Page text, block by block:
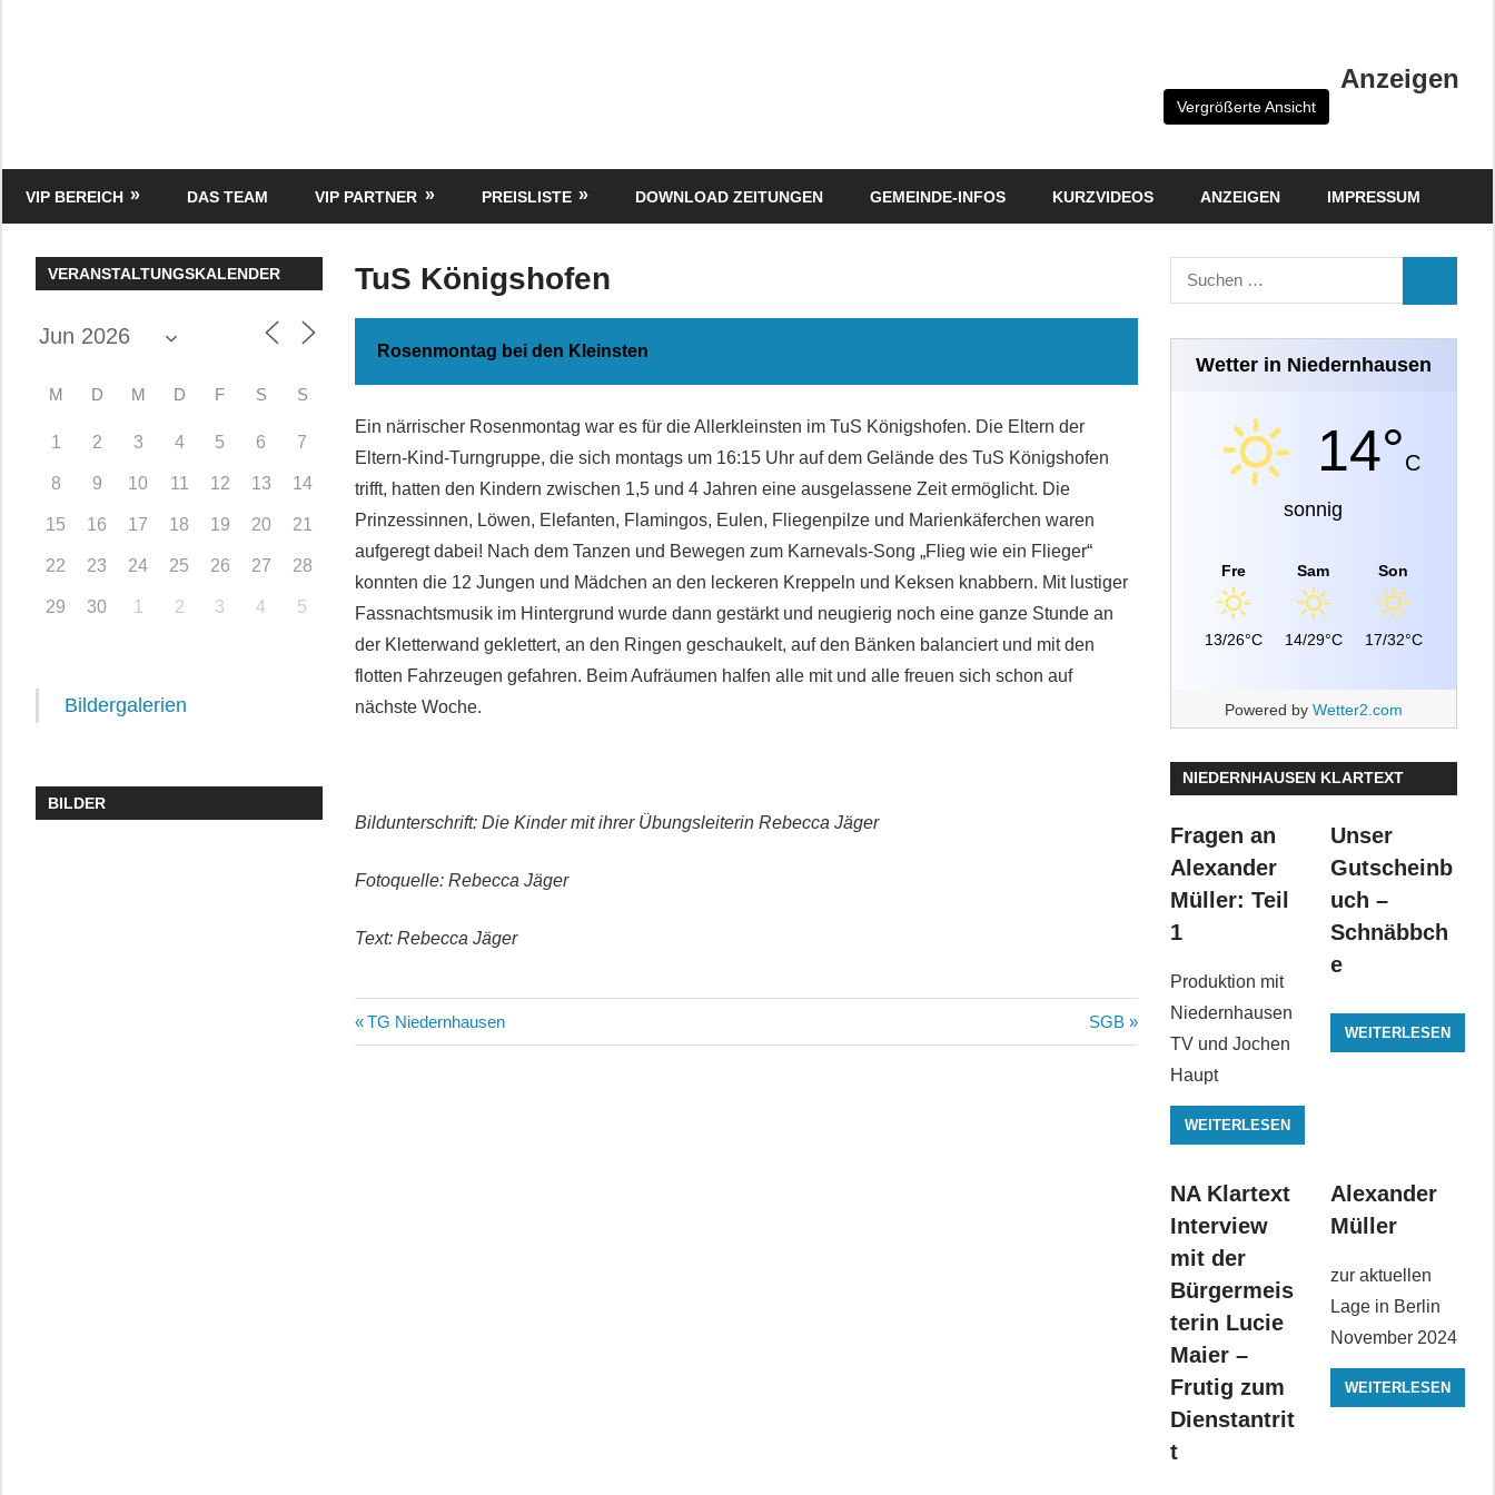
Media
Anzeigen
Vergrößerte Ansicht
VIP BEREICH DAS TEAM VIP PARTNER PREISLISTE DOWNLOAD ZEITUNGEN GEMEINDE-INFOS KURZVIDEOS ANZEIGEN IMPRESSUM
TuS Königshofen
Rosenmontag bei den Kleinsten
Ein närrischer Rosenmontag war es für die Allerkleinsten im TuS Königshofen. Die Eltern der
Eltern-Kind-Turngruppe, die sich montags um 16:15 Uhr auf dem Gelände des TuS Königshofen
trifft, hatten den Kindern zwischen 1,5 und 4 Jahren eine ausgelassene Zeit ermöglicht. Die
Prinzessinnen, Löwen, Elefanten, Flamingos, Eulen, Fliegenpilze und Marienkäferchen waren
aufgeregt dabei! Nach dem Tanzen und Bewegen zum Karnevals-Song „Flieg wie ein Flieger“
konnten die 12 Jungen und Mädchen an den leckeren Kreppeln und Keksen knabbern. Mit lustiger
Fassnachtsmusik im Hintergrund wurde dann gestärkt und neugierig noch eine ganze Stunde an
der Kletterwand geklettert, an den Ringen geschaukelt, auf den Bänken balanciert und mit den
flotten Fahrzeugen gefahren. Beim Aufräumen halfen alle mit und alle freuen sich schon auf
nächste Woche.
Bildunterschrift: Die Kinder mit ihrer Übungsleiterin Rebecca Jäger
Fotoquelle: Rebecca Jäger
Text: Rebecca Jäger
Beitragsnavigation
Vorheriger
Beitrag:
TG Niedernhausen
Nächster
Beitrag:
SGB
VERANSTALTUNGSKALENDER
M D M D F S S
1 2 3 4 5 6 7
8 9 10 11 12 13 14
15 16 17 18 19 20 21
22 23 24 25 26 27 28
29 30 1 2 3 4 5
Bildergalerien
BILDER
Suchen
nach:
Wetter in Niedernhausen
14°C
sonnig
Fre
13/26°C
Sam
14/29°C
Son
17/32°C
Powered by Wetter2.com
NIEDERNHAUSEN KLARTEXT
Fragen an
Alexander
Müller: Teil
1
Produktion mit
Niedernhausen
TV und Jochen
Haupt
WEITERLESEN
Unser
Gutscheinb
uch –
Schnäbbch
e
WEITERLESEN
NA Klartext
Interview
mit der
Bürgermeis
terin Lucie
Maier –
Frutig zum
Dienstantrit
t
Alexander
Müller
zur aktuellen
Lage in Berlin
November 2024
WEITERLESEN